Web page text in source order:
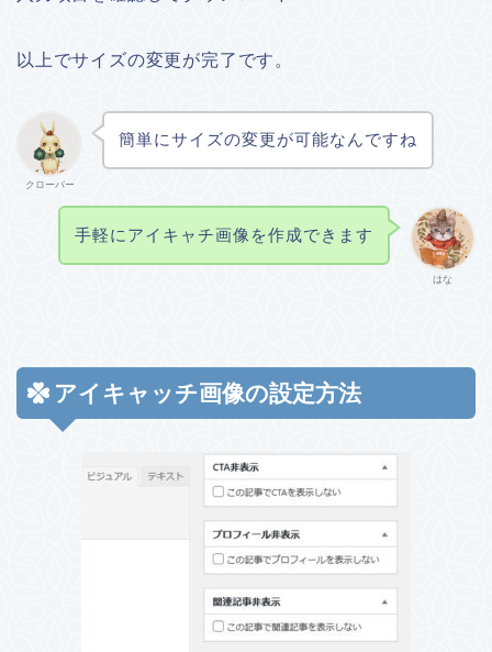
以上でサイズの変更が完了です。
クローバー
簡単にサイズの変更が可能なんですね
はな
手軽にアイキャチ画像を作成できます
アイキャッチ画像の設定方法